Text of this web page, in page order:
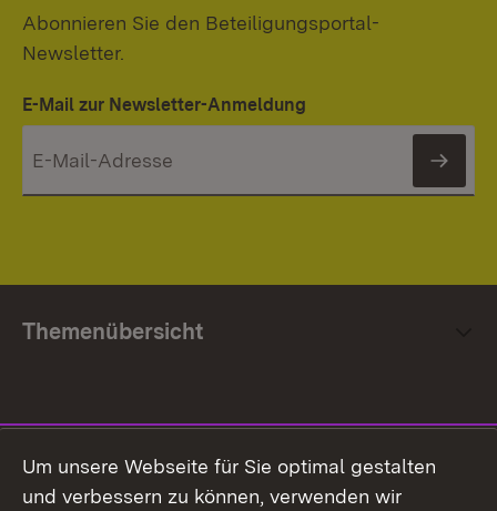
Abonnieren Sie den Beteiligungsportal-
Newsletter.
E-Mail zur Newsletter-Anmeldung
Themenübersicht
Facebook
Um unsere Webseite für Sie optimal gestalten
und verbessern zu können, verwenden wir